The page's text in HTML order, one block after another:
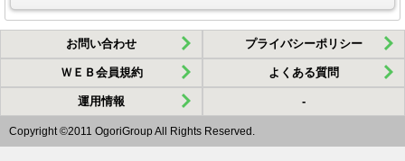
お問い合わせ プライバシーポリシー
ＷＥＢ会員規約 よくある質問
運用情報 -
Copyright ©2011 OgoriGroup All Rights Reserved.